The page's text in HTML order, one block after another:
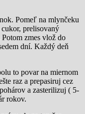
Pomeľ na mlynčeku
prelisovaný
zmes vlož do
dní. Každý deň
to povar na miernom
raz a prepasiruj cez
a zasterilizuj ( 5-
rokov.